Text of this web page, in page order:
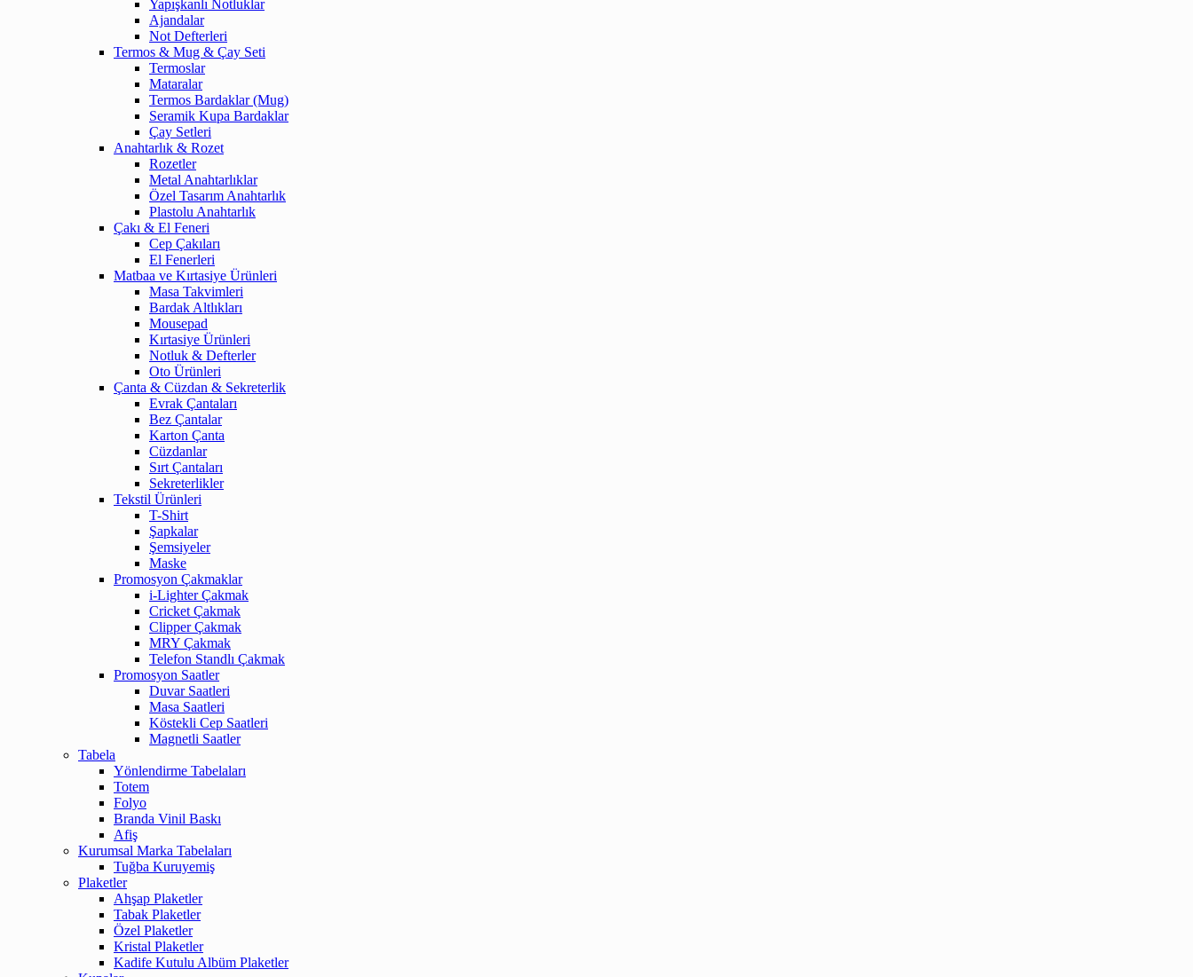
Yapışkanlı Notluklar
Ajandalar
Not Defterleri
Termos & Mug & Çay Seti
Termoslar
Mataralar
Termos Bardaklar (Mug)
Seramik Kupa Bardaklar
Çay Setleri
Anahtarlık & Rozet
Rozetler
Metal Anahtarlıklar
Özel Tasarım Anahtarlık
Plastolu Anahtarlık
Çakı & El Feneri
Cep Çakıları
El Fenerleri
Matbaa ve Kırtasiye Ürünleri
Masa Takvimleri
Bardak Altlıkları
Mousepad
Kırtasiye Ürünleri
Notluk & Defterler
Oto Ürünleri
Çanta & Cüzdan & Sekreterlik
Evrak Çantaları
Bez Çantalar
Karton Çanta
Cüzdanlar
Sırt Çantaları
Sekreterlikler
Tekstil Ürünleri
T-Shirt
Şapkalar
Şemsiyeler
Maske
Promosyon Çakmaklar
i-Lighter Çakmak
Cricket Çakmak
Clipper Çakmak
MRY Çakmak
Telefon Standlı Çakmak
Promosyon Saatler
Duvar Saatleri
Masa Saatleri
Köstekli Cep Saatleri
Magnetli Saatler
Tabela
Yönlendirme Tabelaları
Totem
Folyo
Branda Vinil Baskı
Afiş
Kurumsal Marka Tabelaları
Tuğba Kuruyemiş
Plaketler
Ahşap Plaketler
Tabak Plaketler
Özel Plaketler
Kristal Plaketler
Kadife Kutulu Albüm Plaketler